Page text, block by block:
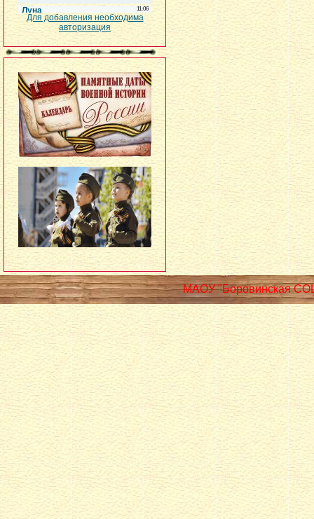
Для добавления необходима
авторизация
МАОУ "Боровинская